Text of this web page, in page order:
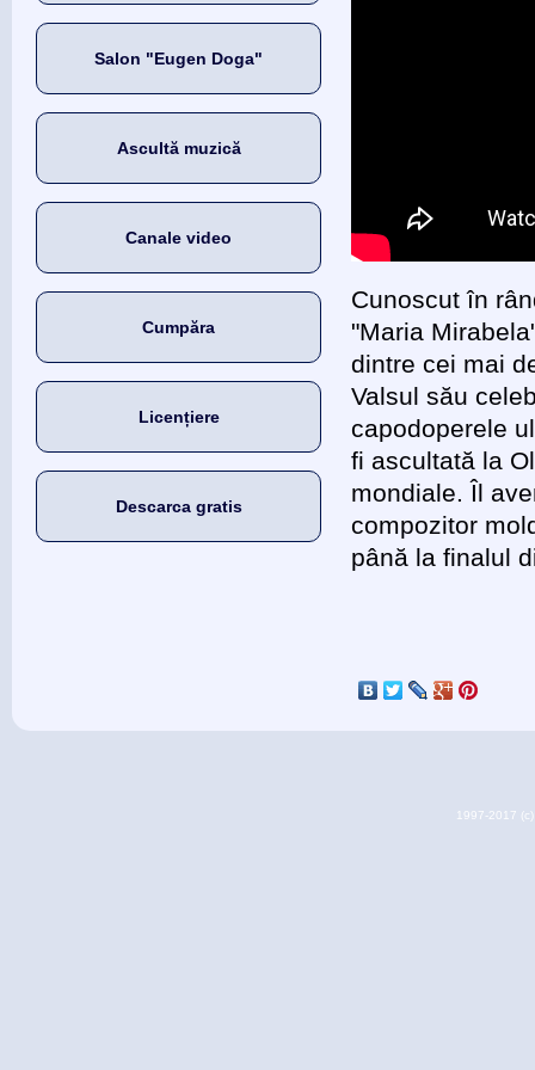
Salon "Eugen Doga"
Ascultă muzică
Canale video
Cumpăra
Licențiere
Descarca gratis
Cunoscut în
"Maria
dintre cei mai
Valsul său
capodoperele
fi ascultată la
mondiale. Îl
compozitor
până la finalul
1997-2017